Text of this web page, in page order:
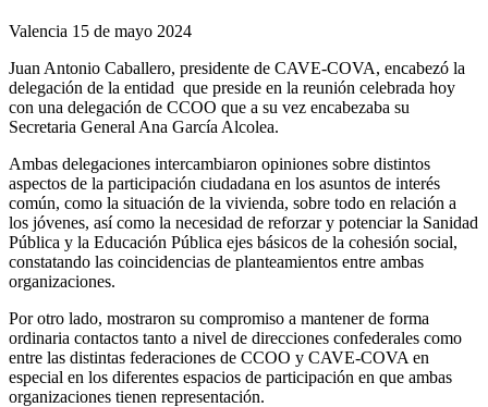
Valencia 15 de mayo 2024
Juan Antonio Caballero, presidente de CAVE-COVA, encabezó la
delegación de la entidad que preside en la reunión celebrada hoy
con una delegación de CCOO que a su vez encabezaba su
Secretaria General Ana García Alcolea.
Ambas delegaciones intercambiaron opiniones sobre distintos
aspectos de la participación ciudadana en los asuntos de interés
común, como la situación de la vivienda, sobre todo en relación a
los jóvenes, así como la necesidad de reforzar y potenciar la Sanidad
Pública y la Educación Pública ejes básicos de la cohesión social,
constatando las coincidencias de planteamientos entre ambas
organizaciones.
Por otro lado, mostraron su compromiso a mantener de forma
ordinaria contactos tanto a nivel de direcciones confederales como
entre las distintas federaciones de CCOO y CAVE-COVA en
especial en los diferentes espacios de participación en que ambas
organizaciones tienen representación.